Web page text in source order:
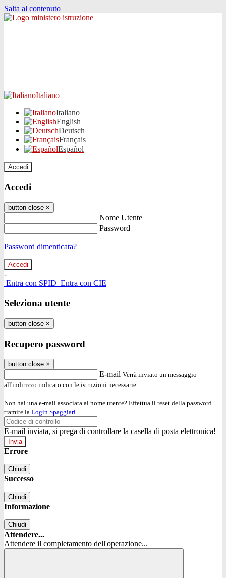
Salta al contenuto
Italiano
Italiano
English
Deutsch
Français
Español
Accedi
Accedi
button close ×
Nome Utente
Password
Password dimenticata?
-
Entra con SPID Entra con CIE
Seleziona utente
button close ×
Recupero password
button close ×
E-mail Verrà inviato un messaggio
all'indirizzo indicato con le istruzioni necessarie.
Non hai una e-mail associata al nome utente? Effettua il reset della password
tramite la Login Spaggiari
E-mail inviata, si prega di controllare la casella di posta elettronica!
Errore
Chiudi
Successo
Chiudi
Informazione
Chiudi
Attendere...
Attendere il completamento dell'operazione...